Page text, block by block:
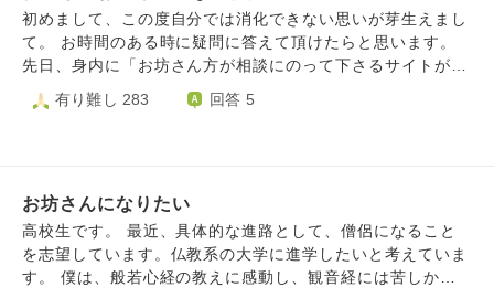
初めまして、この度自分では消化できない思いが芽生えまし
て。 お時間のある時に疑問に答えて頂けたらと思います。
先日、身内に「お坊さん方が相談にのって下さるサイトがあ
るんだよ」とこのハスノハを紹介したところ、身内が「なん
か脱サラして僧になった人や元プロレスラーの僧がいるんだ
傷してしまっただの相談に説教かましてる坊主がいるけど、
この坊主らは今までやってきた前職でおかしてきた罪や行い
はどう折り合いつけたんだ？」 「例えば元プロレスラーな
らそういう職業とはいえ汚い言葉で相手に暴言吐いたり殴っ
有り難し 283 回答 5
お坊さんになりたい
高校生です。 最近、具体的な進路として、僧侶になること
を志望しています。仏教系の大学に進学したいと考えていま
す。 僕は、般若心経の教えに感動し、観音経には苦しかっ